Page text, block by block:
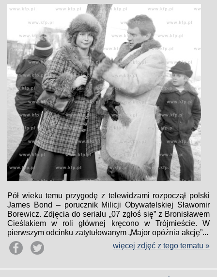
Pół wieku temu przygodę z telewidzami rozpoczął polski
James Bond – porucznik Milicji Obywatelskiej Sławomir
Borewicz. Zdjęcia do serialu „07 zgłoś się” z Bronisławem
Cieślakiem w roli głównej kręcono w Trójmieście. W
pierwszym odcinku zatytułowanym „Major opóźnia akcję”...
więcej zdjęć z tego tematu »